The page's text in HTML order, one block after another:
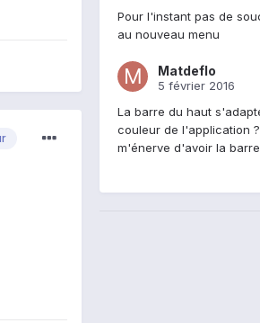
Pour l'instant pas de
au nouveau menu
Matdeflo
5 février 2016
La barre du haut
couleur de l'application
m'énerve d'avoir la